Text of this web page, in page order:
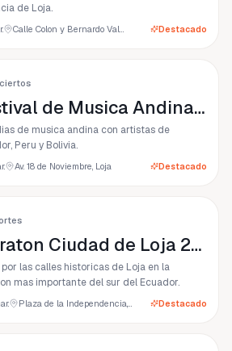
de Loja.
Calle Colon y Bernardo Valdivieso, Loja Destacado
Festival de Musica Andina Loja 2026
de musica andina con artistas de
Peru y Bolivia.
Av. 18 de Noviembre, Loja Destacado
Maraton Ciudad de Loja 2026
las calles historicas de Loja en la
mas importante del sur del Ecuador.
Plaza de la Independencia, Loja Destacado